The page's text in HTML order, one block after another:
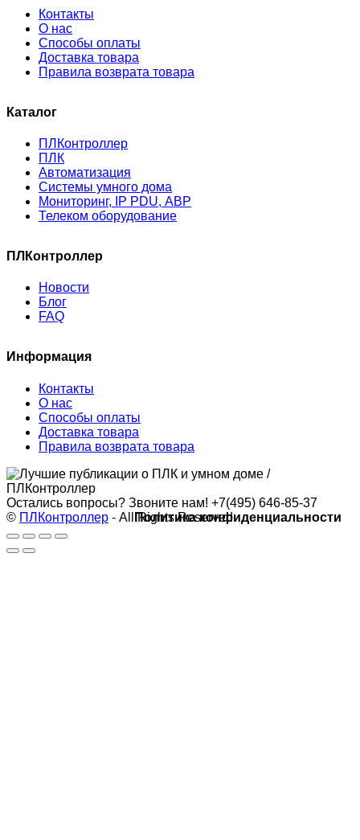
Контакты
О нас
Способы оплаты
Доставка товара
Правила возврата товара
Каталог
ПЛКонтроллер
ПЛК
Автоматизация
Системы умного дома
Мониторинг, IP PDU, АВР
Телеком оборудование
ПЛКонтроллер
Новости
Блог
FAQ
Информация
Контакты
О нас
Способы оплаты
Доставка товара
Правила возврата товара
Остались вопросы? Звоните нам! +7(495) 646-85-37
© ПЛКонтроллер - All Rights Reserved
Политика конфиденциальности